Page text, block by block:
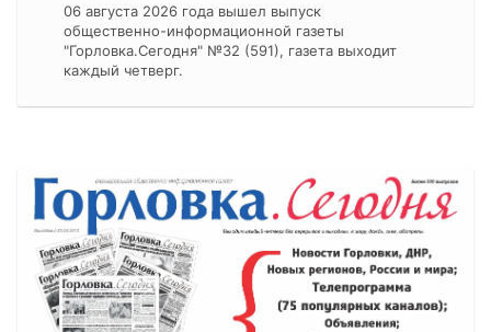
06 августа 2026 года вышел выпуск
общественно-информационной газеты
"Горловка.Сегодня" №32 (591), газета выходит
каждый четверг.